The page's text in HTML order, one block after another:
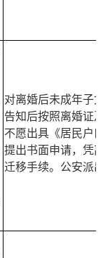
对离婚后未成年子
告知后按照离婚证
不愿出具《居民户
提出书面申请，凭
迁移手续。公安派